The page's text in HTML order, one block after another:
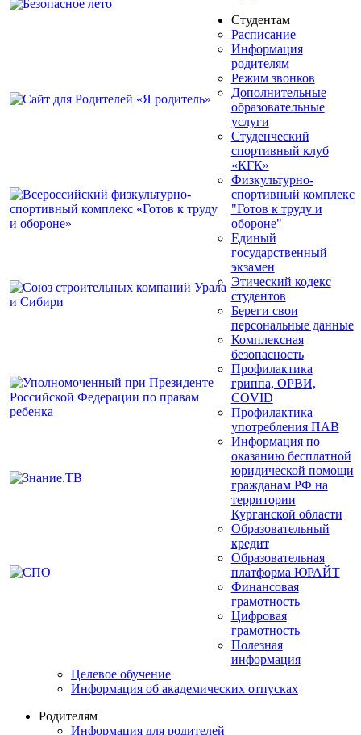
Студентам
Расписание
Информация
родителям
Режим звонков
Дополнительные
образовательные
услуги
Студенческий
спортивный клуб
«КГК»
Физкультурно-
спортивный комплекс
"Готов к труду и
обороне"
Единый
государственный
экзамен
Этический кодекс
студентов
Береги свои
персональные данные
Комплексная
безопасность
Профилактика
гриппа, ОРВИ,
COVID
Профилактика
употребления ПАВ
Информация по
оказанию бесплатной
юридической помощи
гражданам РФ на
территории
Курганской области
Образовательный
кредит
Образовательная
платформа ЮРАЙТ
Финансовая
грамотность
Цифровая
грамотность
Полезная
информация
Целевое обучение
Информация об академических отпусках
Родителям
Информация для родителей